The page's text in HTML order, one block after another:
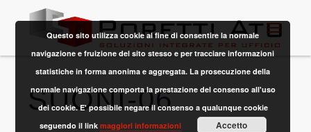
SUONI-06
Questo sito utilizza cookie al fine di consentire la normale
navigazione e fruizione del sito stesso e per tracciare informazioni
statistiche in forma anonima e aggregata. La prosecuzione della
normale navigazione comporta la prestazione del consenso all'uso
dei cookie. E' possibile negare il consenso a qualunque cookie
seguendo il link maggiori informazioni Accetto